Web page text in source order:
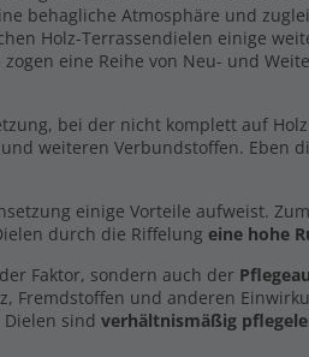
behagliche Atmosphäre und
Holz-Terrassendielen einige
eine Reihe von Neu- und
bei der nicht komplett auf
und weiteren Verbundstoffen. Eben
einige Vorteile aufweist.
durch die Riffelung eine hohe
Faktor, sondern auch der
Fremdstoffen und anderen
Dielen sind verhältnismäßig